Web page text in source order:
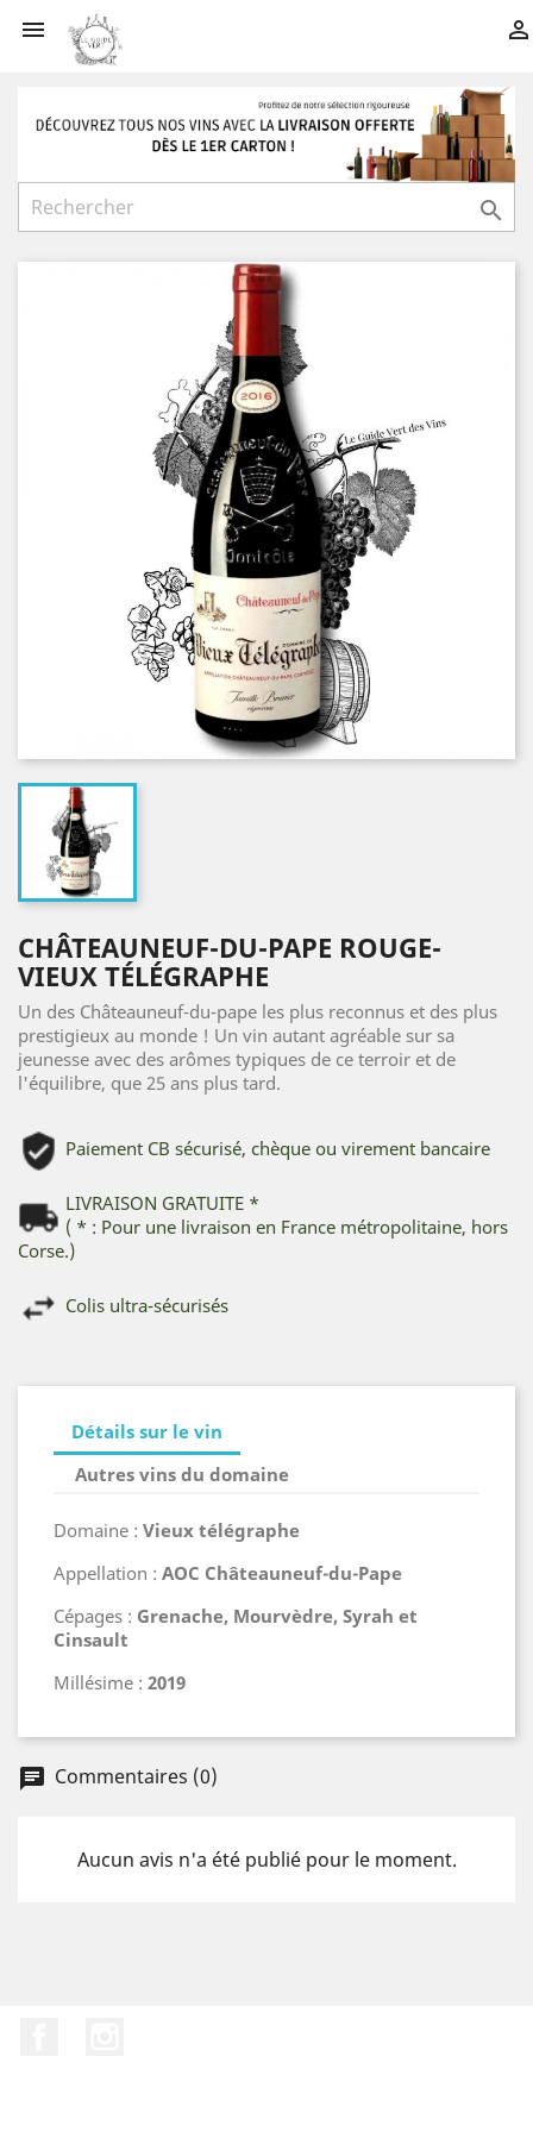
 

CHÂTEAUNEUF-DU-PAPE ROUGE-
VIEUX TÉLÉGRAPHE
Un des Châteauneuf-du-pape les plus reconnus et des plus
prestigieux au monde ! Un vin autant agréable sur sa
jeunesse avec des arômes typiques de ce terroir et de
l'équilibre, que 25 ans plus tard.
Paiement CB sécurisé, chèque ou virement bancaire
LIVRAISON GRATUITE *
( * : Pour une livraison en France métropolitaine, hors
Corse.)
Colis ultra-sécurisés
Détails sur le vin
Autres vins du domaine
Domaine : Vieux télégraphe
Appellation : AOC Châteauneuf-du-Pape
Cépages : Grenache, Mourvèdre, Syrah et
Cinsault
Millésime : 2019
chat Commentaires (0)
Aucun avis n'a été publié pour le moment.